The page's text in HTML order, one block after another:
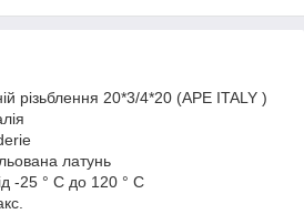
різьблення 20*3/4*20 (APE ITALY )
латунь
-25 ° C до 120 ° C